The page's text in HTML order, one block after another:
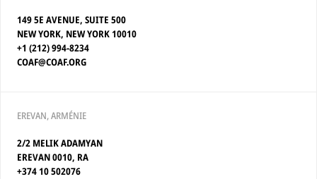
149 5E AVENUE, SUITE 500
NEW YORK, NEW YORK 10010
+1 (212) 994-8234
COAF@COAF.ORG
EREVAN, ARMÉNIE
2/2 MELIK ADAMYAN
EREVAN 0010, RA
+374 10 502076